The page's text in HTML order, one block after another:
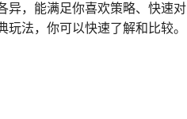
异，能满足你喜欢策略、快速对
法，你可以快速了解和比较。